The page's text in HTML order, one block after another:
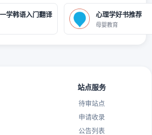
学韩语入门翻译 心理学好书推荐
母婴教育
站点服务
待审站点
申请收录
公告列表